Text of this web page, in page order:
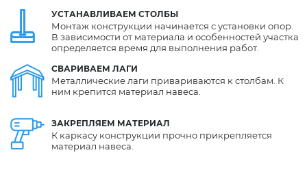
УСТАНАВЛИВАЕМ СТОЛБЫ
СВАРИВАЕМ ЛАГИ
ЗАКРЕПЛЯЕМ МАТЕРИАЛ
Монтаж конструкции начинается с установки опор.
В зависимости от материала и особенностей участка
определяется время для выполнения работ.
Металлические лаги привариваются к столбам. К
ним крепится материал навеса.
К каркасу конструкции прочно прикрепляется
материал навеса.